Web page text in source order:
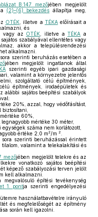
B:147 mezőjében megjelölt
(2)–(6) bekezdés állapítja meg,
OTÉK , illetve a TÉKAelőírásait a
és
vagy az OTÉK , illetve aTÉKA a
szabályával ellentétes vagy
akkor a településrendezési
alkalmazni.
szerinti beruházás esetében a
jében megjelölt ingatlanok által
szerinti egyéb ipari gazdasági
valamint a környezetre jelentős
szolgáltató célú építmények,
építmények, irodaépületek és
alábbi sajátos beépítési szabályok
20%, azzal, hogy védőfásítást,
60%,
mértéke 30 méter,
száma nem korlátozott,
értéke 2,0 m2/m 2
szerinti beruházással érintett
valamint a telekalakítási és
mezőjében megjelölt telekre és az
vonatkozó sajátos beépítési
képező szabályozási terven jelölt
kell alkalmazni.
építési tevékenység
1. pontja szerinti engedélyezési
használatbavételre irányuló
és megfelelőségét az építmény
során kell igazolni.